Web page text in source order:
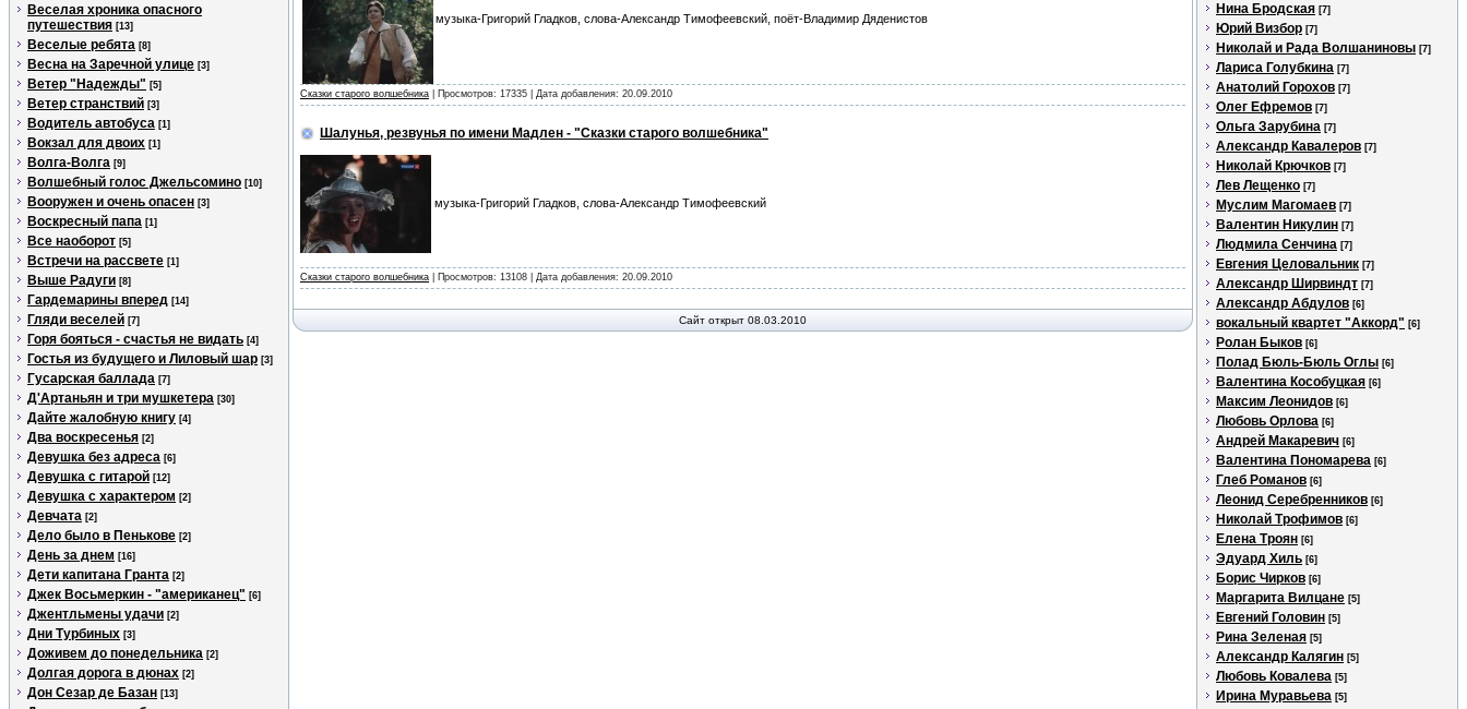
Веселая хроника опасного
путешествия [13]
Веселые ребята [8]
Весна на Заречной улице [3]
Ветер "Надежды" [5]
Ветер странствий [3]
Водитель автобуса [1]
Вокзал для двоих [1]
Волга-Волга [9]
Волшебный голос Джельсомино [10]
Вооружен и очень опасен [3]
Воскресный папа [1]
Все наоборот [5]
Встречи на рассвете [1]
Выше Радуги [8]
Гардемарины вперед [14]
Гляди веселей [7]
Горя бояться - счастья не видать [4]
Гостья из будущего и Лиловый шар [3]
Гусарская баллада [7]
Д'Артаньян и три мушкетера [30]
Дайте жалобную книгу [4]
Два воскресенья [2]
Девушка без адреса [6]
Девушка с гитарой [12]
Девушка с характером [2]
Девчата [2]
Дело было в Пенькове [2]
День за днем [16]
Дети капитана Гранта [2]
Джек Восьмеркин - "американец" [6]
Джентльмены удачи [2]
Дни Турбиных [3]
Доживем до понедельника [2]
Долгая дорога в дюнах [2]
Дон Сезар де Базан [13]
музыка-Григорий Гладков, слова-Александр Тимофеевский, поёт-Владимир Дяденистов
Сказки старого волшебника | Просмотров: 17335 | Дата добавления: 20.09.2010
Шалунья, резвунья по имени Мадлен - "Сказки старого волшебника"
музыка-Григорий Гладков, слова-Александр Тимофеевский
Сказки старого волшебника | Просмотров: 13108 | Дата добавления: 20.09.2010
Сайт открыт 08.03.2010
Нина Бродская [7]
Юрий Визбор [7]
Николай и Рада Волшаниновы [7]
Лариса Голубкина [7]
Анатолий Горохов [7]
Олег Ефремов [7]
Ольга Зарубина [7]
Александр Кавалеров [7]
Николай Крючков [7]
Лев Лещенко [7]
Муслим Магомаев [7]
Валентин Никулин [7]
Людмила Сенчина [7]
Евгения Целовальник [7]
Александр Ширвиндт [7]
Александр Абдулов [6]
вокальный квартет "Аккорд" [6]
Ролан Быков [6]
Полад Бюль-Бюль Оглы [6]
Валентина Кособуцкая [6]
Максим Леонидов [6]
Любовь Орлова [6]
Андрей Макаревич [6]
Валентина Пономарева [6]
Глеб Романов [6]
Леонид Серебренников [6]
Николай Трофимов [6]
Елена Троян [6]
Эдуард Хиль [6]
Борис Чирков [6]
Маргарита Вилцане [5]
Евгений Головин [5]
Рина Зеленая [5]
Александр Калягин [5]
Любовь Ковалева [5]
Ирина Муравьева [5]